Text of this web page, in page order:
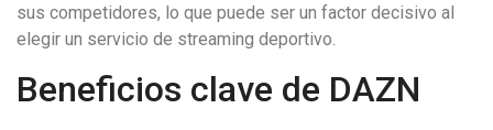
sus competidores, lo que puede ser un factor decisivo al
elegir un servicio de streaming deportivo.
Beneficios clave de DAZN